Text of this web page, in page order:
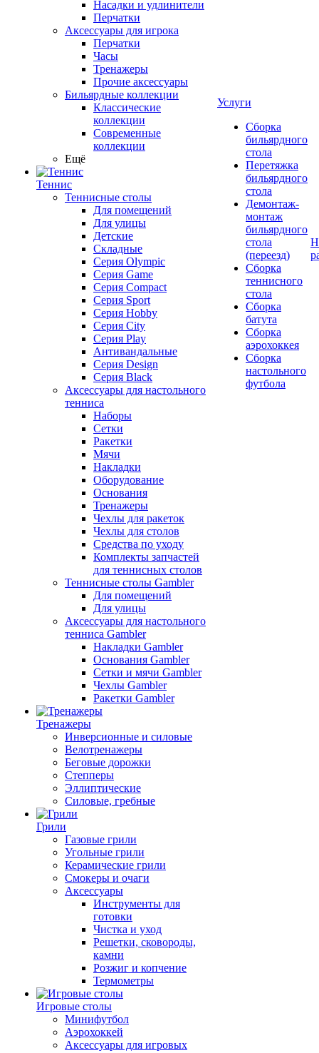
Насадки и удлинители
Перчатки
Аксессуары для игрока
Перчатки
Часы
Тренажеры
Прочие аксессуары
Бильярдные коллекции
Классические
коллекции
Современные
коллекции
Ещё
Теннис
Теннисные столы
Для помещений
Для улицы
Детские
Складные
Серия Olympic
Серия Game
Серия Compact
Серия Sport
Серия Hobby
Серия City
Серия Play
Антивандальные
Серия Design
Серия Black
Аксессуары для настольного
тенниса
Наборы
Сетки
Ракетки
Мячи
Накладки
Оборудование
Основания
Тренажеры
Чехлы для ракеток
Чехлы для столов
Средства по уходу
Комплекты запчастей
для теннисных столов
Теннисные столы Gambler
Для помещений
Для улицы
Аксессуары для настольного
тенниса Gambler
Накладки Gambler
Основания Gambler
Сетки и мячи Gambler
Чехлы Gambler
Ракетки Gambler
Тренажеры
Инверсионные и силовые
Велотренажеры
Беговые дорожки
Степперы
Эллиптические
Силовые, гребные
Грили
Газовые грили
Угольные грили
Керамические грили
Смокеры и очаги
Аксессуары
Инструменты для
готовки
Чистка и уход
Решетки, сковороды,
камни
Розжиг и копчение
Термометры
Игровые столы
Минифутбол
Аэрохоккей
Аксессуары для игровых
Услуги
Сборка
бильярдного
стола
Перетяжка
бильярдного
стола
Демонтаж-
монтаж
бильярдного
стола
(переезд)
Сборка
теннисного
стола
Сборка
батута
Сборка
аэрохоккея
Сборка
настольного
футбола